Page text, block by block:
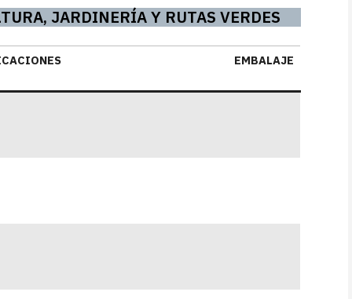
JARDINERÍA Y RUTAS VERDES
EMBALAJE